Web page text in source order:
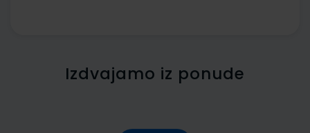
Izdvajamo iz ponude